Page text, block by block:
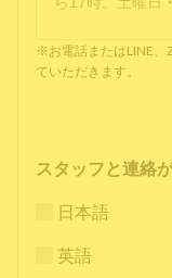
※お電話またはLINE、
ていただきます。
スタッフと連絡
日本語
英語